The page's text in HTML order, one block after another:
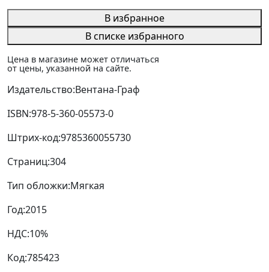
В избранное
В списке избранного
Цена в магазине может отличаться
от цены, указанной на сайте.
Издательство:Вентана-Граф
ISBN:978-5-360-05573-0
Штрих-код:9785360055730
Страниц:304
Тип обложки:Мягкая
Год:2015
НДС:10%
Код:785423